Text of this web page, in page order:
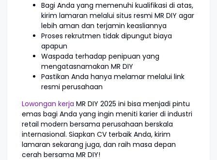
Bagi Anda yang memenuhi kualifikasi di atas,
kirim lamaran melalui situs resmi MR DIY agar
lebih aman dan terjamin keasliannya
Proses rekrutmen tidak dipungut biaya
apapun
Waspada terhadap penipuan yang
mengatasnamakan MR DIY
Pastikan Anda hanya melamar melalui link
resmi perusahaan
Lowongan kerja MR DIY 2025 ini bisa menjadi pintu
emas bagi Anda yang ingin meniti karier di industri
retail modern bersama perusahaan berskala
internasional. Siapkan CV terbaik Anda, kirim
lamaran sekarang juga, dan raih masa depan
cerah bersama MR DIY!